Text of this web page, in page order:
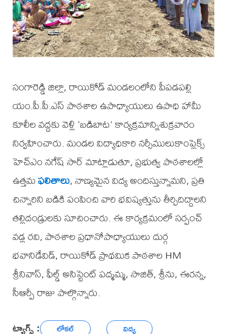
సంగారెడ్డి జిల్లా, రాయికోడ్ మండలంలోని పీపడపల్లి
యం.పీ.పీ.ఎస్ పాఠశాల ఉపాధ్యాయులు ఉపాధి హామీ
కూలీల వద్దకు వెళ్లి 'బడిబాట' కార్యక్రమాన్నిశుక్రవారం
నిర్వహించారు. మండల విద్యాధికారి నర్సీములుకాంప్లెక్స్
హెచ్‌ఎం నగేష్ సార్ మాట్లాడుతూ, ప్రభుత్వ పాఠశాలల్లో
ఉత్తమఫలితాలు, నాణ్యమైన విద్య అందిస్తున్నామని, ప్రతి
చిన్నారిని బడికి పంపించి వారి భవిష్యత్తును తీర్చిదిద్దాలని
తల్లిదండ్రులకు సూచించారు. ఈ కార్యక్రమంలో సర్పంచ్
వడ్ల రవి, పాఠశాల ప్రధానోపాధ్యాయులు దుర్గ
భవానిడేవిడ్, రాయికోడ్ ప్రాథమిక పాఠశాల HM
శ్రీనివాస్, ఫీల్డ్ అసిస్టెంట్ పద్మమ్మ, సాజిత్, శ్రీను, ఈరన్న,
సీఆర్పీ రాజు పాల్గొన్నారు.
ట్యాగ్స్ : లోకల్ విద్య